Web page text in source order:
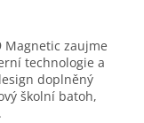
Magnetic zaujme
technologie a
doplněný
školní batoh,